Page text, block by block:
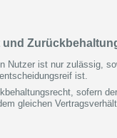
Nutzer ist nur zulässig,
ist.
sofern
gleichen